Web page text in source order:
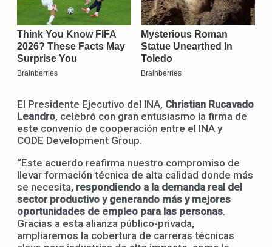
El Presidente Ejecutivo del INA, Christian Rucavado
Leandro, celebró con gran entusiasmo la firma de
este convenio de cooperación entre el INA y
CODE Development Group.
“Este acuerdo reafirma nuestro compromiso de
llevar formación técnica de alta calidad donde más
se necesita, respondiendo a la demanda real del
sector productivo y generando más y mejores
oportunidades de empleo para las personas.
Gracias a esta alianza público-privada,
ampliaremos la cobertura de carreras técnicas